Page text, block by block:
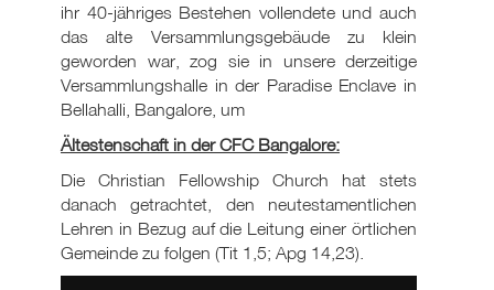
ihr 40-jähriges Bestehen vollendete und auch
das alte Versammlungsgebäude zu klein
geworden war, zog sie in unsere derzeitige
Versammlungshalle in der Paradise Enclave in
Bellahalli, Bangalore, um
Ältestenschaft in der CFC Bangalore:
Die Christian Fellowship Church hat stets
danach getrachtet, den neutestamentlichen
Lehren in Bezug auf die Leitung einer örtlichen
Gemeinde zu folgen (Tit 1 ,5; Apg 14,23).